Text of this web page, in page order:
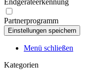
Endgeräteerkennung
Partnerprogramm
Menü schließen
Kategorien